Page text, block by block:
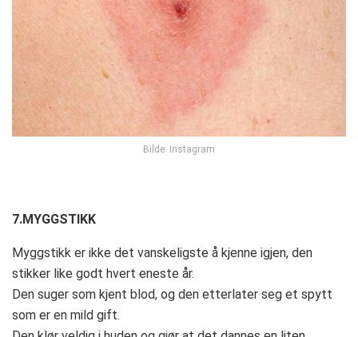
Bilde: Instagram
7.MYGGSTIKK
Myggstikk er ikke det vanskeligste å kjenne igjen, den
stikker like godt hvert eneste år.
Den suger som kjent blod, og den etterlater seg et spytt
som er en mild gift.